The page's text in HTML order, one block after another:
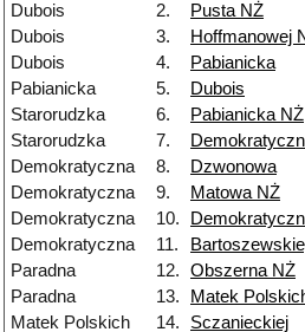
Dubois
2.
Pusta NŻ
Dubois
3.
Hoffmanowej
Dubois
4. Pabianicka
Pabianicka
5. Dubois
Starorudzka
6. Pabianicka NŻ
Starorudzka
7.
Demokratyczna
8.
Dzwonowa
Demokratyczna
9.
Matowa NŻ
Demokratyczna
10.
Demokratyczna
11.
Paradna
12. Obszerna NŻ
Paradna
13. Matek
Matek Polskich
14. Sczanieckiej